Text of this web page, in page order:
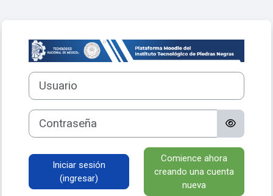
Ingresar a
Saltar a crear una nueva cuenta
Usuario
Contraseña
Iniciar sesión
(ingresar)
Comience ahora
creando una cuenta
nueva